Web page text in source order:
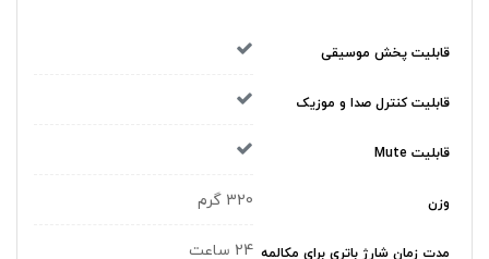
قابلیت پخش موسیقی
قابلیت کنترل صدا و موزیک
قابلیت Mute
وزن 320 گرم
مدت زمان شارژ باتری برای مکالمه 24 ساعت